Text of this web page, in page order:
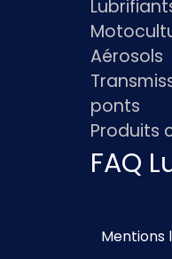
Aérosols
ponts
Produits
FAQ
Mentions